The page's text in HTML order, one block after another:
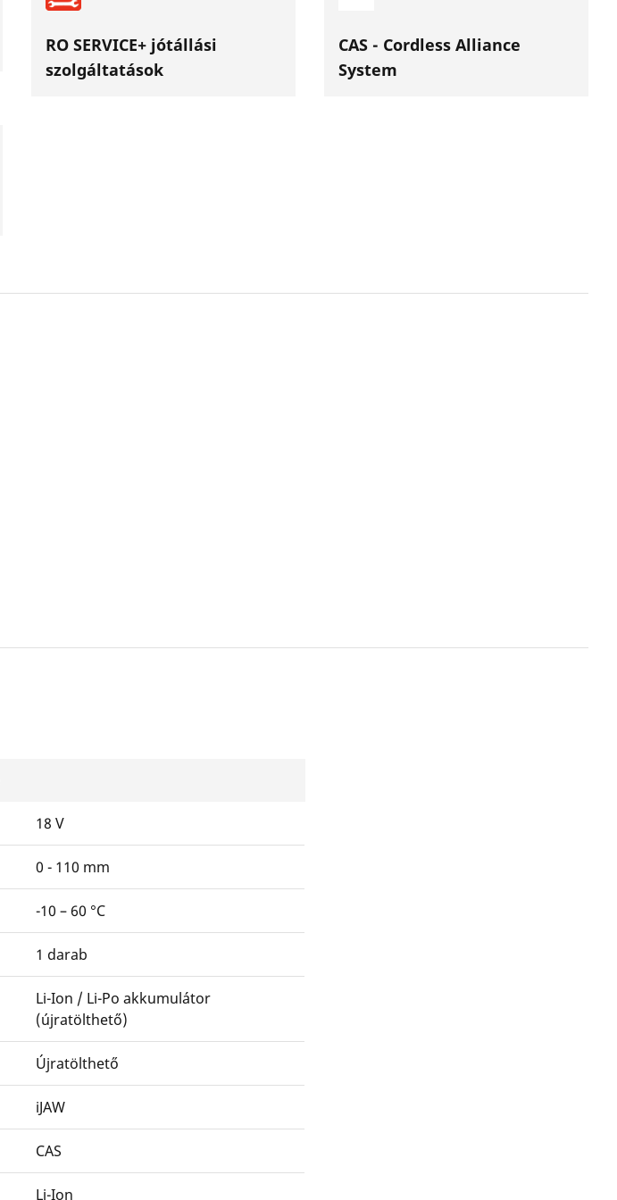
RO SERVICE+ jótállási
szolgáltatások
CAS - Cordless Alliance
System
18 V
0 - 110 mm
-10 – 60 °C
1 darab
Li-Ion / Li-Po akkumulátor
(újratölthető)
Újratölthető
iJAW
CAS
Li-Ion